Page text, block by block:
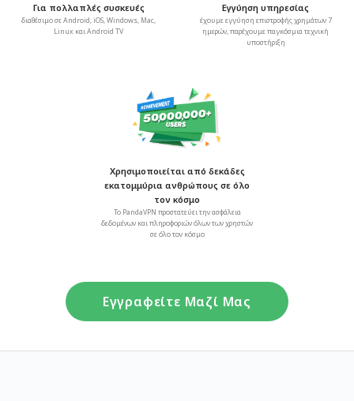
Για πολλαπλές συσκευές
διαθέσιμο σε Android, iOS, Windows, Mac,
Linux και Android TV
Εγγύηση υπηρεσίας
έχουμε εγγύηση επιστροφής χρημάτων 7
ημερών, παρέχουμε παγκόσμια τεχνική
υποστήριξη
Χρησιμοποιείται από δεκάδες
εκατομμύρια ανθρώπους σε όλο
τον κόσμο
Το PandaVPN προστατεύει την ασφάλεια
δεδομένων και πληροφοριών όλων των χρηστών
σε όλο τον κόσμο
Εγγραφείτε Μαζί Μας